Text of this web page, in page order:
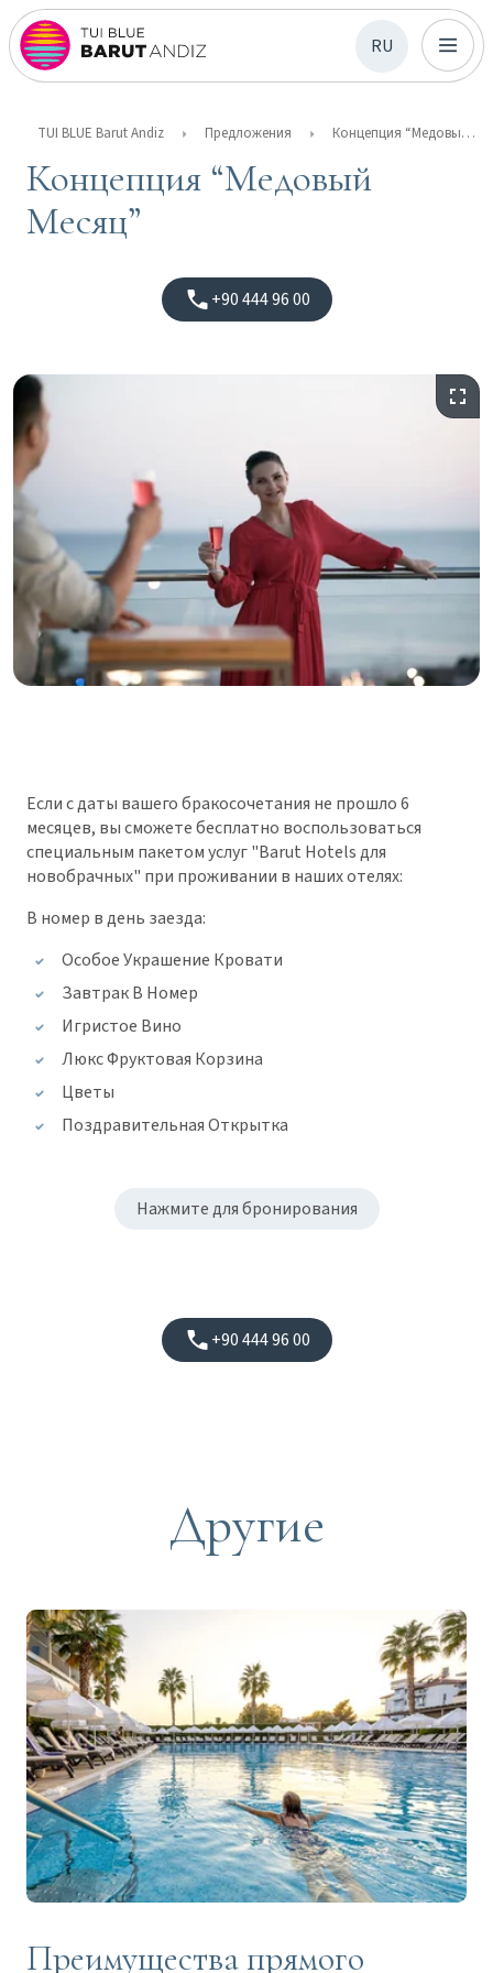
RU
TUI BLUE Barut Andiz Предложения Концепция “Медовый Месяц”
Концепция “Медовый
Месяц”
+90 444 96 00
Если с даты вашего бракосочетания не прошло 6
месяцев, вы сможете бесплатно воспользоваться
специальным пакетом услуг "Barut Hotels для
новобрачных" при проживании в наших отелях:
В номер в день заезда:
Особое Украшение Кровати
Завтрак В Номер
Игристое Вино
Люкс Фруктовая Корзина
Цветы
Поздравительная Открытка
Нажмите для бронирования
+90 444 96 00
Другие
Преимущества прямого